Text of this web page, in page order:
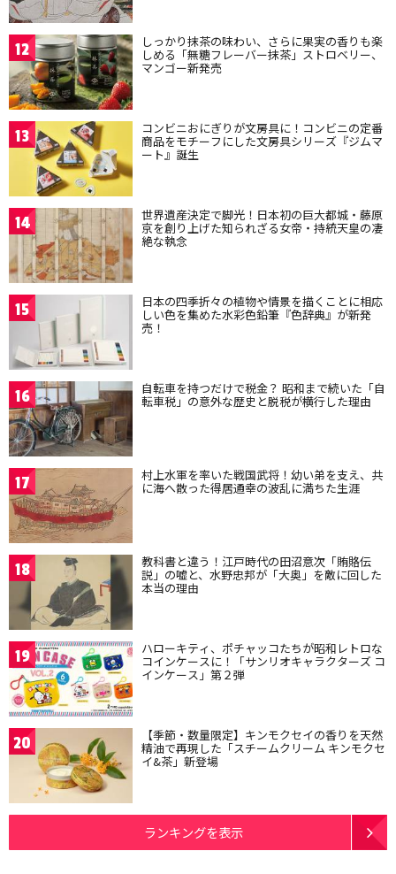
12 しっかり抹茶の味わい、さらに果実の香りも楽
しめる「無糖フレーバー抹茶」ストロベリー、
マンゴー新発売
13 コンビニおにぎりが文房具に！コンビニの定番
商品をモチーフにした文房具シリーズ『ジムマ
ート』誕生
14 世界遺産決定で脚光！日本初の巨大都城・藤原
京を創り上げた知られざる女帝・持統天皇の凄
絶な執念
15 日本の四季折々の植物や情景を描くことに相応
しい色を集めた水彩色鉛筆『色辞典』が新発
売！
16 自転車を持つだけで税金？ 昭和まで続いた「自
転車税」の意外な歴史と脱税が横行した理由
17 村上水軍を率いた戦国武将！幼い弟を支え、共
に海へ散った得居通幸の波乱に満ちた生涯
18 教科書と違う！江戸時代の田沼意次「賄賂伝
説」の嘘と、水野忠邦が「大奥」を敵に回した
本当の理由
19 ハローキティ、ポチャッコたちが昭和レトロな
コインケースに！「サンリオキャラクターズ コ
インケース」第２弾
20 【季節・数量限定】キンモクセイの香りを天然
精油で再現した「スチームクリーム キンモクセ
イ&茶」新登場
ランキングを表示